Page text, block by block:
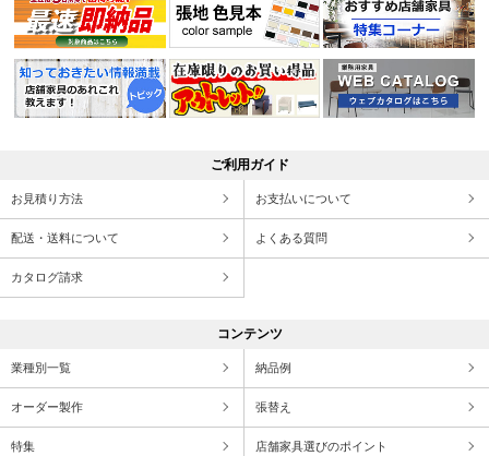
ご利用ガイド
お見積り方法 お支払いについて
配送・送料について よくある質問
カタログ請求
コンテンツ
業種別一覧 納品例
オーダー製作 張替え
特集 店舗家具選びのポイント